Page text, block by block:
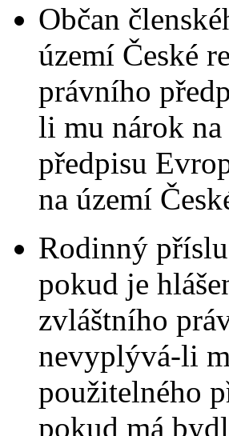
Občan
území České
právního
li mu nárok
předpisu
na území
Rodinný
pokud je
zvláštního
nevyplývá-li
použitelného
pokud má